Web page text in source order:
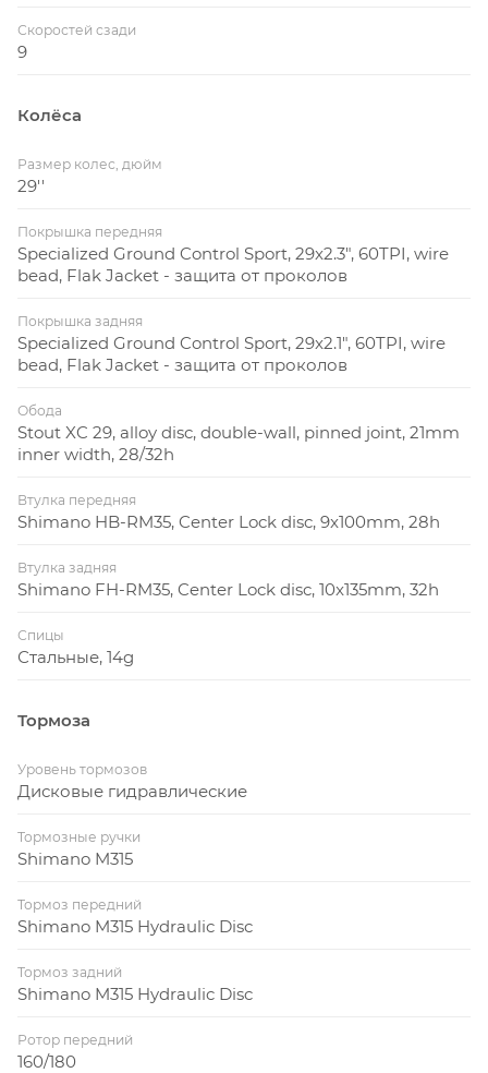
Скоростей сзади
9
Колёса
Размер колес, дюйм
29''
Покрышка передняя
Specialized Ground Control Sport, 29x2.3", 60TPI, wire
bead, Flak Jacket - защита от проколов
Покрышка задняя
Specialized Ground Control Sport, 29x2.1", 60TPI, wire
bead, Flak Jacket - защита от проколов
Обода
Stout XC 29, alloy disc, double-wall, pinned joint, 21mm
inner width, 28/32h
Втулка передняя
Shimano HB-RM35, Center Lock disc, 9x100mm, 28h
Втулка задняя
Shimano FH-RM35, Center Lock disc, 10x135mm, 32h
Спицы
Стальные, 14g
Тормоза
Уровень тормозов
Дисковые гидравлические
Тормозные ручки
Shimano M315
Тормоз передний
Shimano M315 Hydraulic Disc
Тормоз задний
Shimano M315 Hydraulic Disc
Ротор передний
160/180